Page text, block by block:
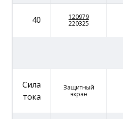
40
120979
220325
Сила
тока
Защитный
экран